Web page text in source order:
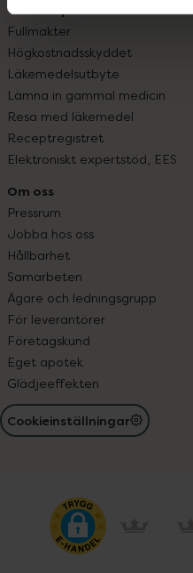
Om recept och läkemedel
Fullmakter
Högkostnadsskyddet
Läkemedelsutbyte
Lämna in gammal medicin
Resa med läkemedel
Receptregistret
Elektroniskt expertstöd, EES
Om oss
Pressrum
Jobba hos oss
Hållbarhet
Samarbeten
Ägare och ledningsgrupp
För leverantörer
Företagskund
Eget apotek
Glädjeeffekten
Cookieinställningar